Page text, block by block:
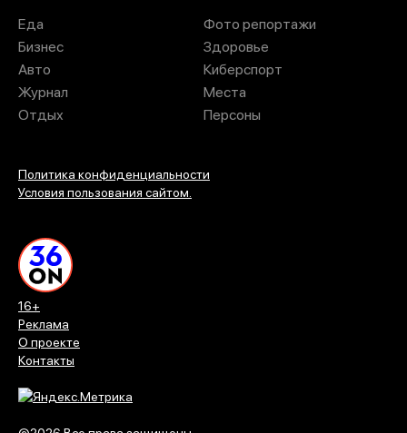
16+
Реклама
О проекте
Контакты
Еда
Бизнес
Авто
Журнал
Отдых
Фото репортажи
Здоровье
Киберспорт
Места
Персоны
Политика конфиденциальности
Условия пользования сайтом.